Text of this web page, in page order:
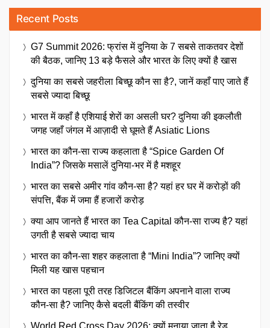
Recent Posts
G7 Summit 2026: फ्रांस में दुनिया के 7 सबसे ताकतवर देशों
की बैठक, जानिए 13 बड़े फैसले और भारत के लिए क्यों है खास
दुनिया का सबसे जहरीला बिच्छू कौन सा है?, जानें कहाँ पाए जाते हैं
सबसे ज्यादा बिच्छू
भारत में कहाँ है एशियाई शेरों का असली घर? दुनिया की इकलौती
जगह जहाँ जंगल में आज़ादी से घूमते हैं Asiatic Lions
भारत का कौन-सा राज्य कहलाता है “Spice Garden Of
India”? जिसके मसालें दुनिया-भर में है मशहूर
भारत का सबसे अमीर गांव कौन-सा है? यहां हर घर में करोड़ों की
संपत्ति, बैंक में जमा हैं हजारों करोड़
क्या आप जानते हैं भारत का Tea Capital कौन-सा राज्य है? यहां
उगती है सबसे ज्यादा चाय
भारत का कौन-सा शहर कहलाता है “Mini India”? जानिए क्यों
मिली यह खास पहचान
भारत का पहला पूरी तरह डिजिटल बैंकिंग अपनाने वाला राज्य
कौन-सा है? जानिए कैसे बदली बैंकिंग की तस्वीर
World Red Cross Day 2026: क्यों मनाया जाता है रेड